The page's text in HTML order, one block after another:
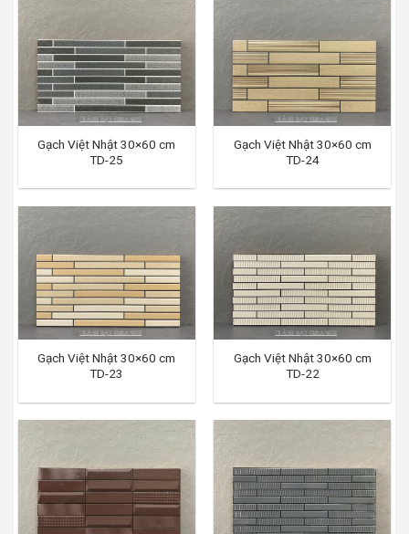
Gạch Việt Nhật 30×60 cm
TD-25
Gạch Việt Nhật 30×60 cm
TD-24
Gạch Việt Nhật 30×60 cm
TD-23
Gạch Việt Nhật 30×60 cm
TD-22